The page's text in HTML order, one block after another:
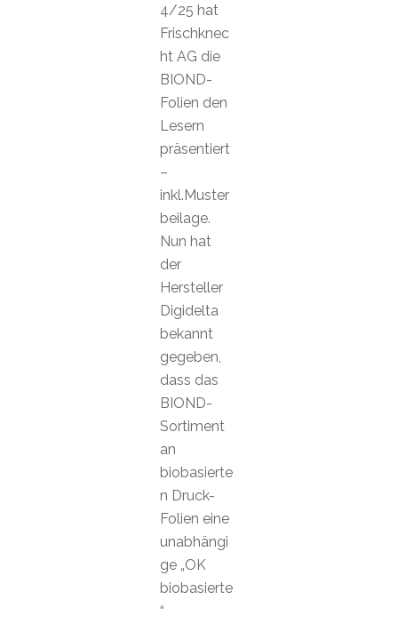
4/25 hat
Frischknec
ht AG die
BIOND-
Folien den
Lesern
präsentiert
–
inkl.Muster
beilage.
Nun hat
der
Hersteller
Digidelta
bekannt
gegeben,
dass das
BIOND-
Sortiment
an
biobasierte
n Druck-
Folien eine
unabhängi
ge „OK
biobasierte
“